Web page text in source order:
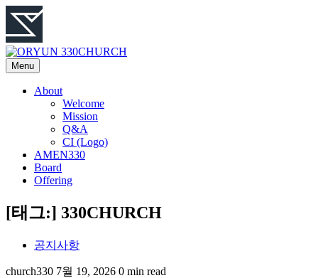
Menu
About
Welcome
Mission
Q&A
CI (Logo)
AMEN330
Board
Offering
[태그:] 330CHURCH
공지사항
church330 7월 19, 2026 0 min read